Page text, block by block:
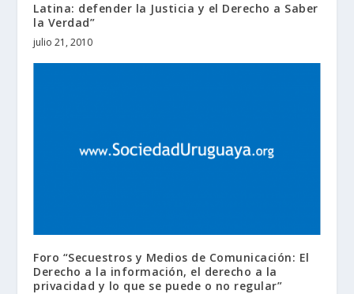
Latina: defender la Justicia y el Derecho a Saber
la Verdad”
julio 21, 2010
Foro “Secuestros y Medios de Comunicación: El
Derecho a la información, el derecho a la
privacidad y lo que se puede o no regular”